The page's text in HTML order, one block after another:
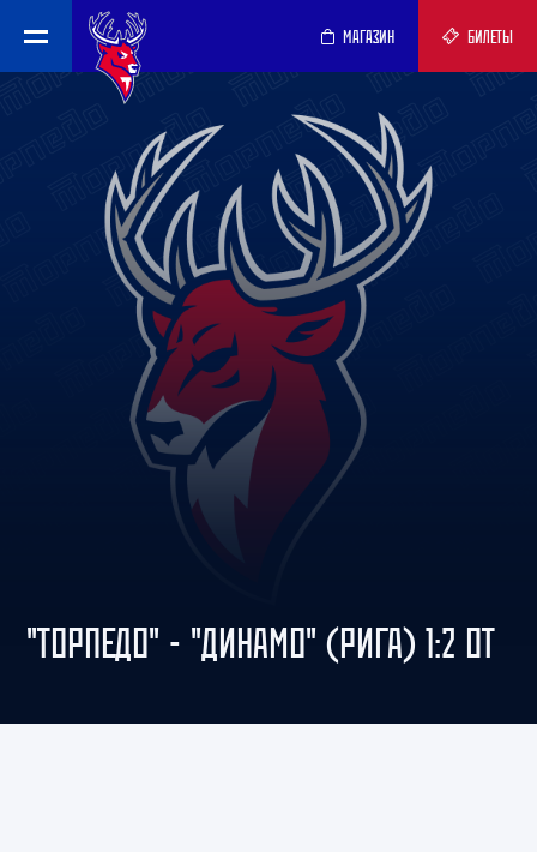
МАГАЗИН БИЛЕТЫ
"ТОРПЕДО" - "ДИНАМО" (РИГА) 1:2 ОТ